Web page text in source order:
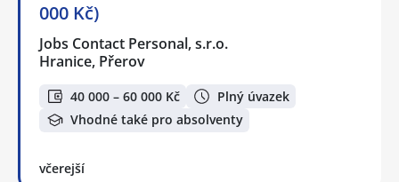
000 Kč)
Jobs Contact Personal, s.r.o.
Hranice, Přerov
40 000 – 60 000 Kč
Plný úvazek
Vhodné také pro absolventy
včerejší